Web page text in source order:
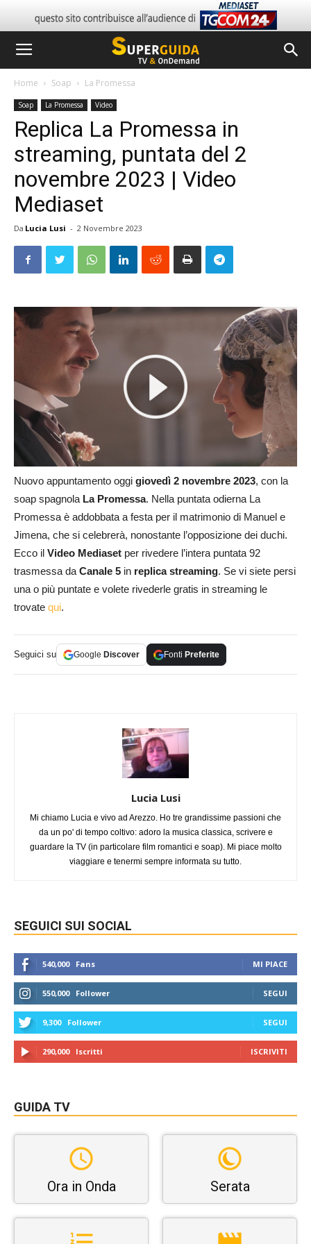
Home Soap La Promessa
Soap La Promessa Video
Replica La Promessa in
streaming, puntata del 2
novembre 2023 | Video
Mediaset
Da Lucia Lusi - 2 Novembre 2023
Nuovo appuntamento oggi giovedì 2 novembre 2023, con la
soap spagnola La Promessa. Nella puntata odierna La
Promessa è addobbata a festa per il matrimonio di Manuel e
Jimena, che si celebrerà, nonostante l’opposizione dei duchi.
Ecco il Video Mediaset per rivedere l’intera puntata 92
trasmessa daCanale 5 in replica streaming. Se vi siete persi
una o più puntate e volete rivederle gratis in streaming le
trovate qui.
Seguici su Google Discover Fonti Preferite
Lucia Lusi
Mi chiamo Lucia e vivo ad Arezzo. Ho tre grandissime passioni che
da un po' di tempo coltivo: adoro la musica classica, scrivere e
guardare la TV (in particolare film romantici e soap). Mi piace molto
viaggiare e tenermi sempre informata su tutto.
SEGUICI SUI SOCIAL
540,000 Fans MI PIACE
550,000 Follower SEGUI
9,300 Follower SEGUI
290,000 Iscritti ISCRIVITI
GUIDA TV
Ora in Onda Serata